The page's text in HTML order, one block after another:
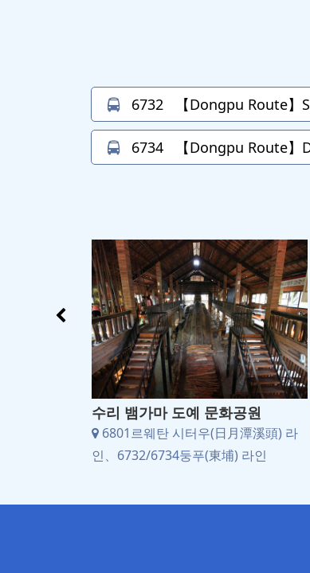
6732 【Dongpu Route
6734 【Dongpu Route
수리 뱀가마 도예 문화공원
6801르웨탄 시터우(日月潭溪頭) 라
인、6732/6734둥푸(東埔) 라인